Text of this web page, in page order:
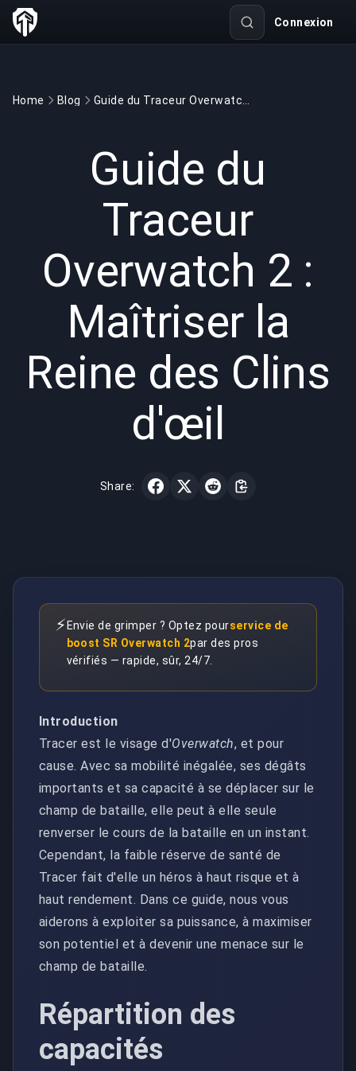
Connexion
Home Blog
Guide du
Traceur
Overwatch 2 :
Maîtriser la
Reine des Clins
d'œil
Share:
⚡ Envie de grimper ? Optez pourservice de
boost SR Overwatch 2par des pros
vérifiés — rapide, sûr, 24/7.
Introduction
Tracer est le visage d'Overwatch, et pour
cause. Avec sa mobilité inégalée, ses dégâts
importants et sa capacité à se déplacer sur le
champ de bataille, elle peut à elle seule
renverser le cours de la bataille en un instant.
Cependant, la faible réserve de santé de
Tracer fait d'elle un héros à haut risque et à
haut rendement. Dans ce guide, nous vous
aiderons à exploiter sa puissance, à maximiser
son potentiel et à devenir une menace sur le
champ de bataille.
Répartition des
capacités